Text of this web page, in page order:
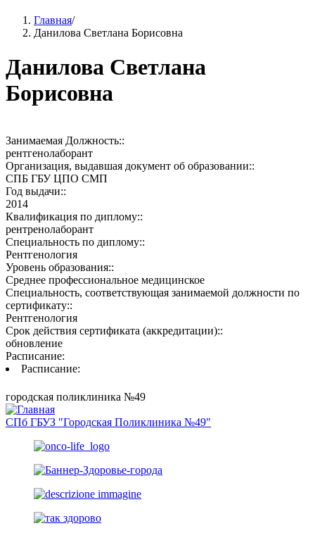
Главная/
Данилова Светлана Борисовна
Данилова Светлана
Борисовна
Занимаемая Должность::
рентгенолаборант
Организация, выдавшая документ об образовании::
СПБ ГБУ ЦПО СМП
Год выдачи::
2014
Квалификация по диплому::
рентренолаборант
Специальность по диплому::
Рентгенология
Уровень образования::
Среднее профессиональное медицинское
Специальность, соответствующая занимаемой должности по
сертификату::
Рентгенология
Срок действия сертификата (аккредитации)::
обновление
Расписание:
Расписание:
городская поликлиника №49
СПб ГБУЗ "Городская Поликлиника №49"